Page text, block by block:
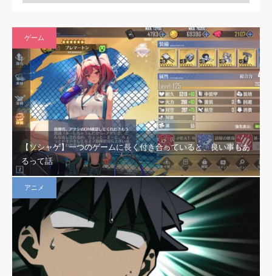
ゲーム
【ソシャゲ】一つのゲームに長く付き合っていると、良い事もあ
るって話
アニメ